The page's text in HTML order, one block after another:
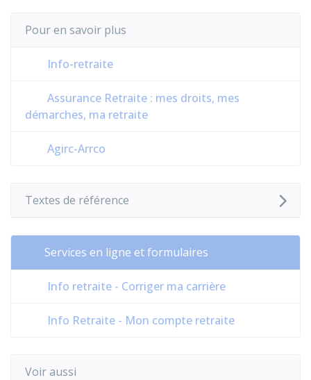
Pour en savoir plus
Info-retraite
Assurance Retraite : mes droits, mes
démarches, ma retraite
Agirc-Arrco
Textes de référence
Services en ligne et formulaires
Info retraite - Corriger ma carrière
Info Retraite - Mon compte retraite
Voir aussi